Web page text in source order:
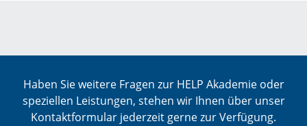
Haben Sie weitere Fragen zur HELP Akademie oder
speziellen Leistungen, stehen wir Ihnen über unser
Kontaktformular jederzeit gerne zur Verfügung.